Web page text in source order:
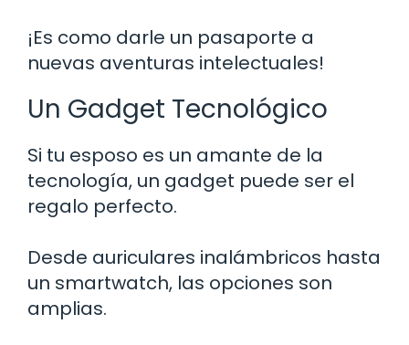
¡Es como darle un pasaporte a
nuevas aventuras intelectuales!
Un Gadget Tecnológico
Si tu esposo es un amante de la
tecnología, un gadget puede ser el
regalo perfecto.
Desde auriculares inalámbricos hasta
un smartwatch, las opciones son
amplias.